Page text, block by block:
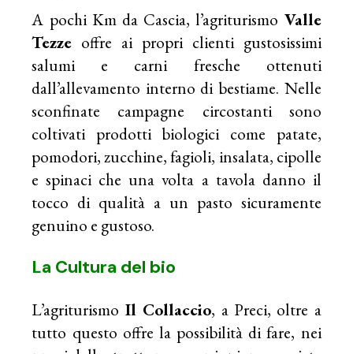
A pochi Km da Cascia, l’agriturismo Valle
Tezze offre ai propri clienti gustosissimi
salumi e carni fresche ottenuti
dall’allevamento interno di bestiame. Nelle
sconfinate campagne circostanti sono
coltivati prodotti biologici come patate,
pomodori, zucchine, fagioli, insalata, cipolle
e spinaci che una volta a tavola danno il
tocco di qualità a un pasto sicuramente
genuino e gustoso.
La Cultura del bio
L’agriturismo Il Collaccio, a Preci, oltre a
tutto questo offre la possibilità di fare, nei